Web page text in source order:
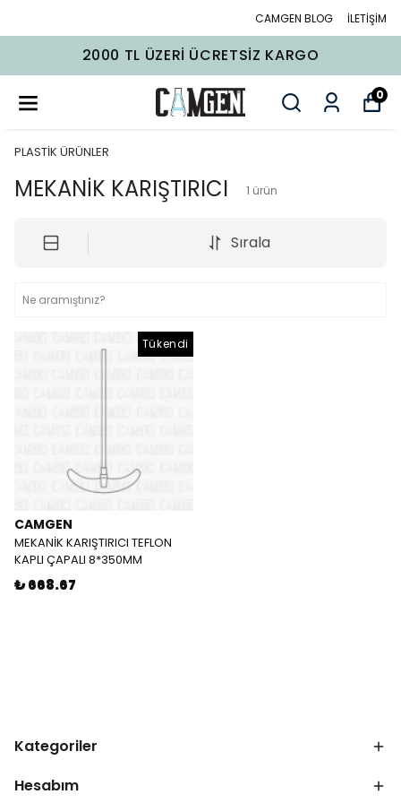
CAMGEN BLOG İLETİŞİM
2000 TL ÜZERI ÜCRETSIZ KARGO
0
PLASTİK ÜRÜNLER
MEKANİK KARIŞTIRICI 1 ürün
Sırala
Tükendi
CAMGEN
MEKANİK KARIŞTIRICI TEFLON
KAPLI ÇAPALI 8*350MM
₺ 668.67
Kategoriler
Hesabım